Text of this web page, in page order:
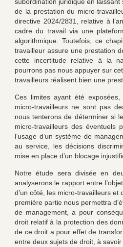
de la prestation du micro-
directive 2024/2831, relative à
cadre du travail via une
algorithmique. Toutefois, ce
travailleur assure une prestation
cette incertitude relative à la
pourrons pas nous appuyer sur
travailleurs réalisent bien une
Ces limites ayant été
micro-travailleurs ne sont pas
nous tenterons de déterminer si
micro-travailleurs des éventuels
l’usage d’un système de
au service, les décisions
mise en place d’un blocage
Notre étude sera divisée en
analyserons le rapport entre
d’un côté, les micro-travailleurs et
première partie nous permettra
de management, a pour
droit relatif à la protection des
de ce droit a pour effet de
entre deux sujets de droit, à